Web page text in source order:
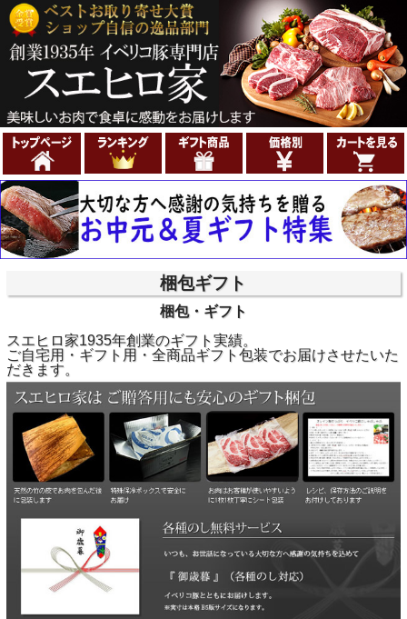
梱包ギフト
梱包・ギフト
スエヒロ家1935年創業のギフト実績。
ご自宅用・ギフト用・全商品ギフト包装でお届けさせたいた
だきます。